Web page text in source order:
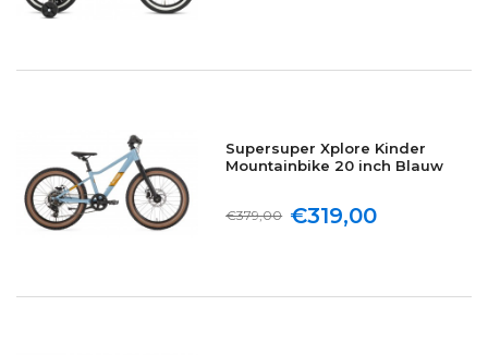
Supersuper Xplore Kinder
Mountainbike 20 inch Blauw
€319,00
€379,00